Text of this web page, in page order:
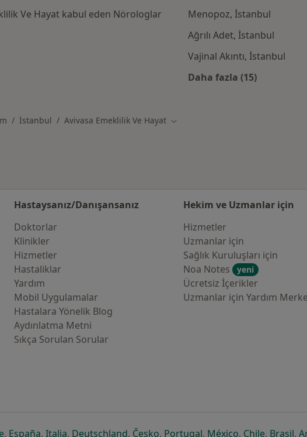
Ve Hayat kabul eden Nörologlar
Menopoz, İstanbul
Ağrılı Adet, İstanbul
Vajinal Akıntı, İstanbul
Daha fazla (15)
İstanbul Avivasa Emeklilik Ve Hayat Şehir değiştir
Hastaysanız/Danışansanız
Doktorlar
Klinikler
Hizmetler
Hastaliklar
Yardım
Mobil Uygulamalar
Hastalara Yönelik Blog
Aydınlatma Metni
Sıkça Sorulan Sorular
Hekim ve Uzmanlar için
Hizmetler
Uzmanlar için
Sağlık Kuruluşları için
Noa Notes
yeni
Ücretsiz İçerikler
Uzmanlar için Yardım
açılır
yeni bir sekmede açılır
, Españayeni bir sekmede açılır
, Italiayeni bir sekmede açılır
, Deutschlandyeni bir sekmede açılır
, Českoyeni bir sekmede açılır
, Portugalyeni bir sekmede açılır
, Méxicoyeni bir
, Chileyeni bir
, Brasil,